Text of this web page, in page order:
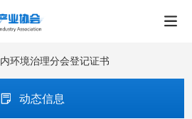
环境治理分会登记证书
动态信息